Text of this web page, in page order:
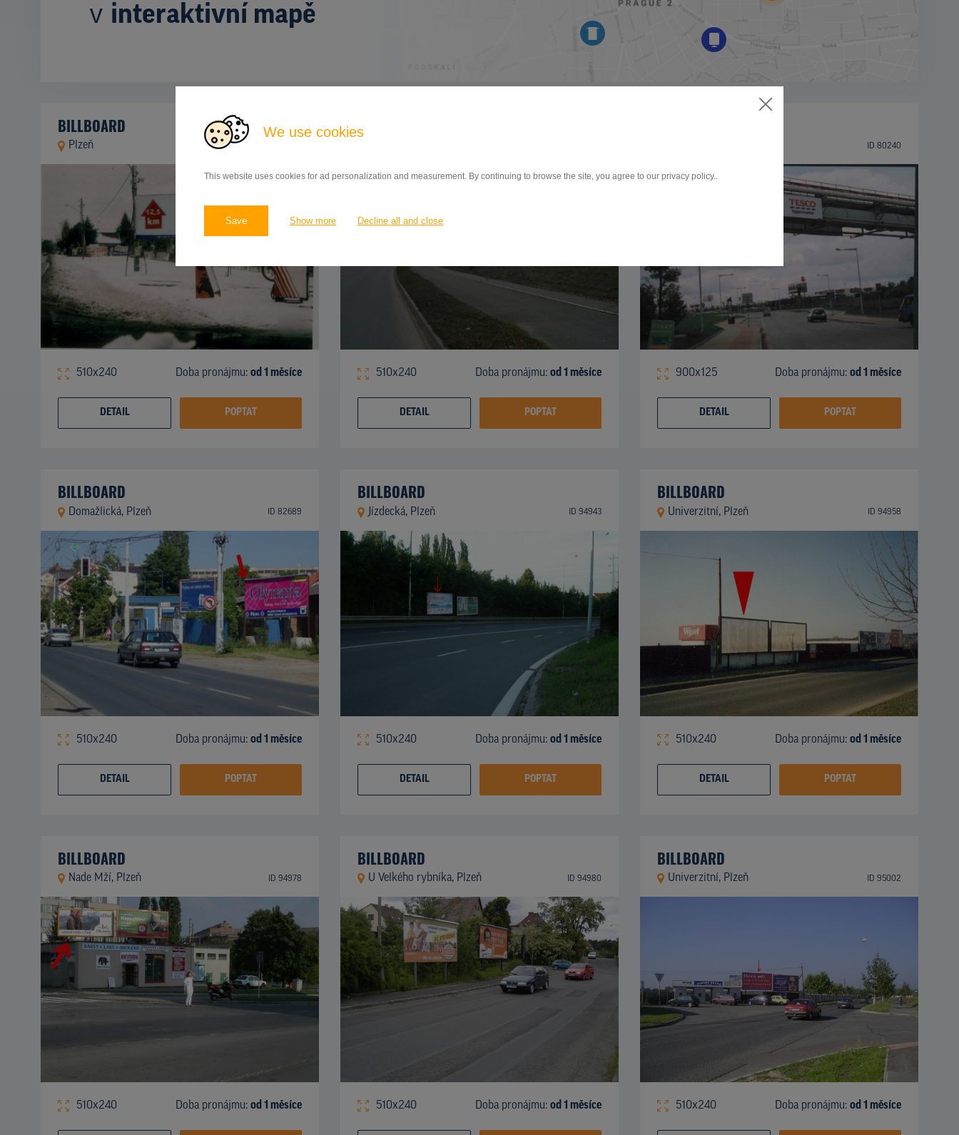
We use cookies
This website uses cookies for ad personalization and measurement. By continuing to browse the site, you agree to our privacy policy..
Save Show more Decline all and close
v interaktivní mapě
BILLBOARD
Plzeň
510x240 Doba pronájmu: od 1 měsíce
DETAIL POPTAT
BILLBOARD
510x240 Doba pronájmu: od 1 měsíce
DETAIL POPTAT
ID 80240
900x125 Doba pronájmu: od 1 měsíce
DETAIL POPTAT
BILLBOARD
Domažlická, Plzeň ID 82689
510x240 Doba pronájmu: od 1 měsíce
DETAIL POPTAT
BILLBOARD
Jízdecká, Plzeň ID 94943
510x240 Doba pronájmu: od 1 měsíce
DETAIL POPTAT
BILLBOARD
Univerzitní, Plzeň ID 94958
510x240 Doba pronájmu: od 1 měsíce
DETAIL POPTAT
BILLBOARD
Nade Mží, Plzeň ID 94978
510x240 Doba pronájmu: od 1 měsíce
BILLBOARD
U Velkého rybníka, Plzeň ID 94980
510x240 Doba pronájmu: od 1 měsíce
BILLBOARD
Univerzitní, Plzeň ID 95002
510x240 Doba pronájmu: od 1 měsíce